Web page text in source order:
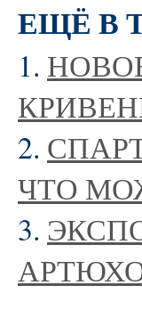
ЕЩЁ В
1.
2.
ЧТО
3.